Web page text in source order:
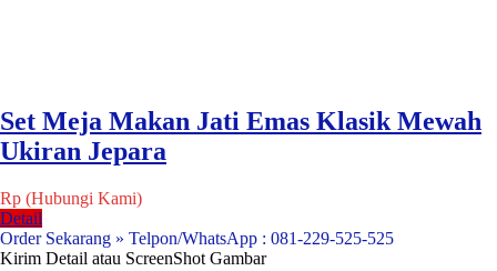
Set Meja Makan Jati Emas Klasik Mewah
Ukiran Jepara
Rp (Hubungi Kami)
Detail
Order Sekarang » Telpon/WhatsApp : 081-229-525-525
Kirim Detail atau ScreenShot Gambar